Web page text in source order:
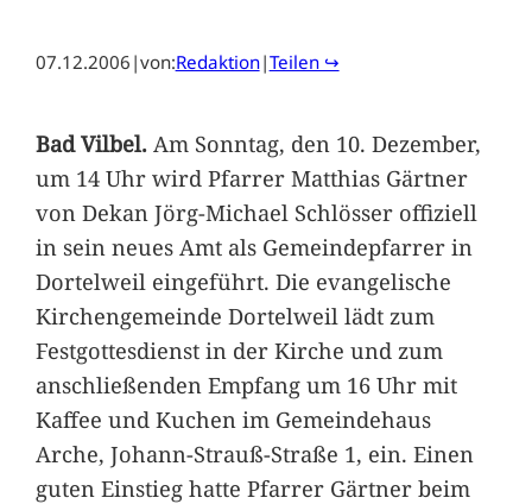
07.12.2006 |von:Redaktion|Teilen ↪
Bad Vilbel.Am Sonntag, den 10. Dezember,
um 14 Uhr wird Pfarrer Matthias Gärtner
von Dekan Jörg-Michael Schlösser offiziell
in sein neues Amt als Gemeindepfarrer in
Dortelweil eingeführt. Die evangelische
Kirchengemeinde Dortelweil lädt zum
Festgottesdienst in der Kirche und zum
anschließenden Empfang um 16 Uhr mit
Kaffee und Kuchen im Gemeindehaus
Arche, Johann-Strauß-Straße 1, ein. Einen
guten Einstieg hatte Pfarrer Gärtner beim